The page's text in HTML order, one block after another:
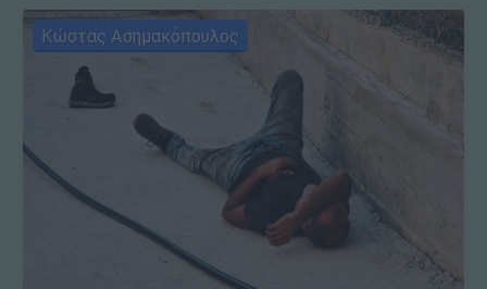
Κώστας Ασημακόπουλος